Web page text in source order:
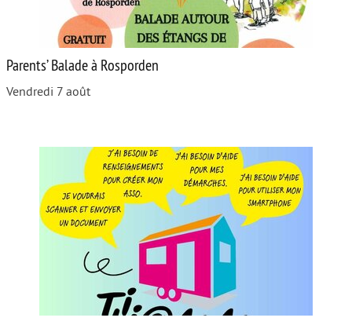
Parents’ Balade à Rosporden
Vendredi 7 août